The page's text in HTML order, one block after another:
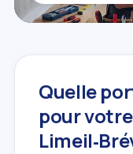
Quelle
pour